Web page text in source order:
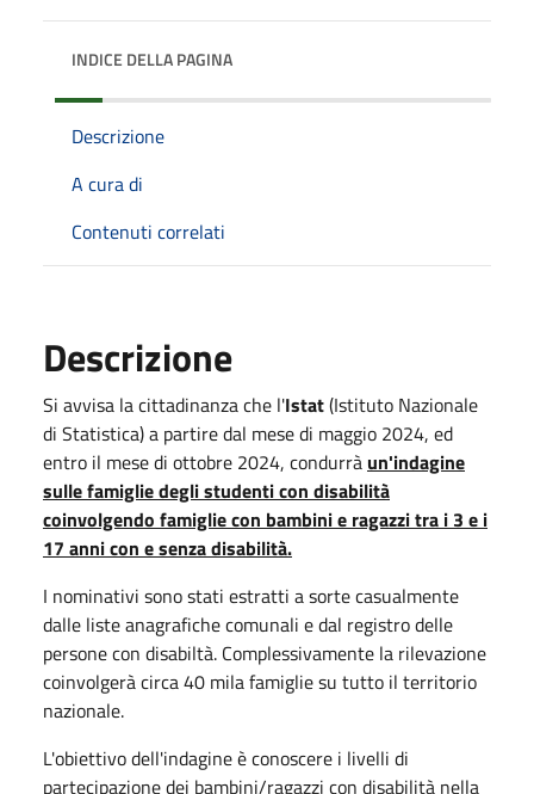
INDICE DELLA PAGINA
Descrizione
A cura di
Contenuti correlati
Descrizione
Si avvisa la cittadinanza che l'Istat(Istituto Nazionale
di Statistica) a partire dal mese di maggio 2024, ed
entro il mese di ottobre 2024, condurrà un'indagine
sulle famiglie degli studenti con disabilità
coinvolgendo famiglie con bambini e ragazzi tra i 3 e i
17 anni con e senza disabilità.
I nominativi sono stati estratti a sorte casualmente
dalle liste anagrafiche comunali e dal registro delle
persone con disabiltà. Complessivamente la rilevazione
coinvolgerà circa 40 mila famiglie su tutto il territorio
nazionale.
L'obiettivo dell'indagine è conoscere i livelli di
partecipazione dei bambini/ragazzi con disabilità nella